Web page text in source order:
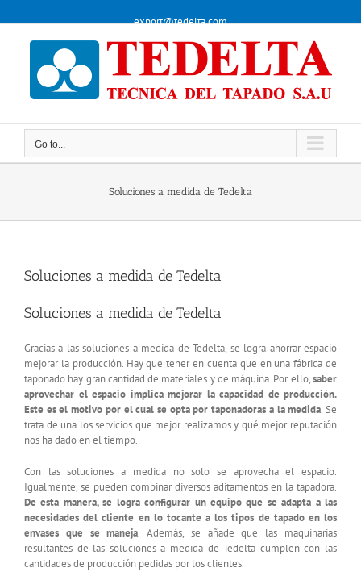
to
content
export@tedelta.com
Go to...
Go to...
Soluciones a medida de Tedelta
Soluciones a medida de Tedelta
Soluciones a medida de Tedelta
Gracias a las soluciones a medida de Tedelta, se logra ahorrar espacio
mejorar la producción. Hay que tener en cuenta que en una fábrica de
taponado hay gran cantidad de materiales y de máquina. Por ello,saber
aprovechar el espacio implica mejorar la capacidad de producción.
Este es el motivo por el cual se opta por taponadoras a la medida. Se
trata de una los servicios que mejor realizamos y qué mejor reputación
nos ha dado en el tiempo.
Con las soluciones a medida no solo se aprovecha el espacio.
Igualmente, se pueden combinar diversos aditamentos en la tapadora.
De esta manera, se logra configurar un equipo que se adapta a las
necesidades del cliente en lo tocante a los tipos de tapado en los
envases que se maneja. Además, se añade que las maquinarias
resultantes de las soluciones a medida de Tedelta cumplen con las
cantidades de producción pedidas por los clientes.